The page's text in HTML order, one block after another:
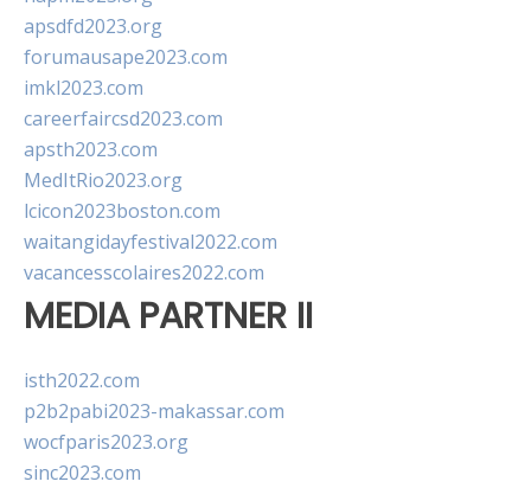
apsdfd2023.org
forumausape2023.com
imkl2023.com
careerfaircsd2023.com
apsth2023.com
MedItRio2023.org
lcicon2023boston.com
waitangidayfestival2022.com
vacancesscolaires2022.com
MEDIA PARTNER II
isth2022.com
p2b2pabi2023-makassar.com
wocfparis2023.org
sinc2023.com